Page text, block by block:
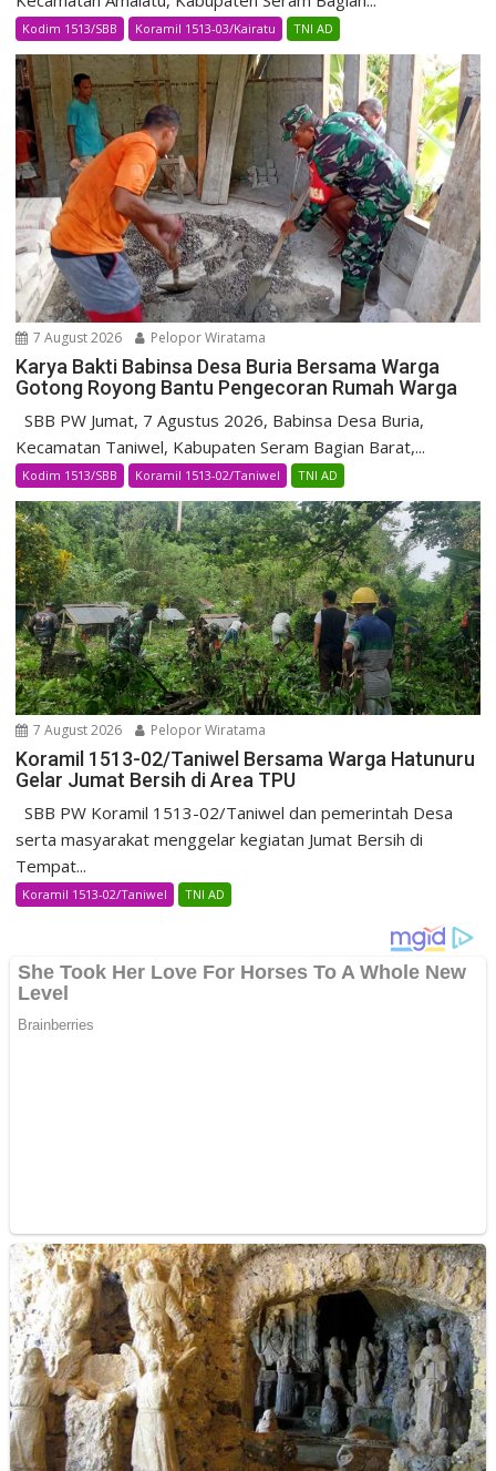
Kodim 1513/SBB Koramil 1513-03/Kairatu TNI AD
7 August 2026 Pelopor Wiratama
Karya Bakti Babinsa Desa Buria Bersama Warga
Gotong Royong Bantu Pengecoran Rumah Warga
SBB PW Jumat, 7 Agustus 2026, Babinsa Desa Buria,
Kecamatan Taniwel, Kabupaten Seram Bagian Barat,...
Kodim 1513/SBB Koramil 1513-02/Taniwel TNI AD
7 August 2026 Pelopor Wiratama
Koramil 1513-02/Taniwel Bersama Warga Hatunuru
Gelar Jumat Bersih di Area TPU
SBB PW Koramil 1513-02/Taniwel dan pemerintah Desa
serta masyarakat menggelar kegiatan Jumat Bersih di
Tempat...
Koramil 1513-02/Taniwel TNI AD